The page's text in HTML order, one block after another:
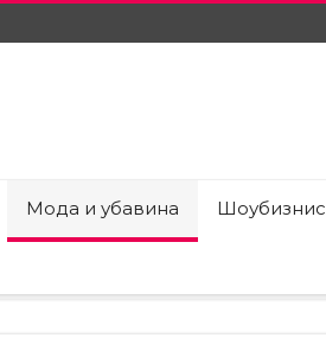
Мода и убавина Шоубизнис